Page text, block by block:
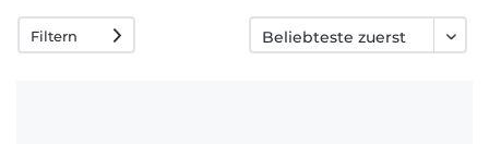
Rückgaberecht
Filtern